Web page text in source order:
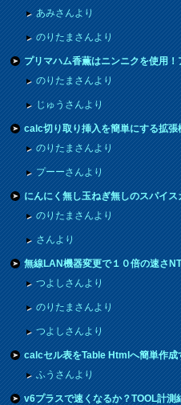
あみさんより
のりたまさんより
プリマハム香薫はニンニクを使用
のりたまさんより
じゅうさんより
calc切り取り挿入を簡単にする拡
のりたまさんより
プーーさんより
にんにく無し玉ねぎ無しのスパイ
のりたまさんより
さんより
無線LAN機器変更で１０倍の速さ
つよしさんより
のりたまさんより
つよしさんより
calcセル表をTable Htmlへ簡単作
ふうさんより
v6プラスで速くなるか？TOOL計測